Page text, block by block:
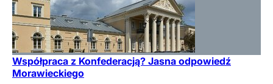
Współpraca z Konfederacją? Jasna odpowiedź
Morawieckiego